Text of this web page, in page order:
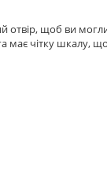
отвір, щоб ви
має чітку шкалу,